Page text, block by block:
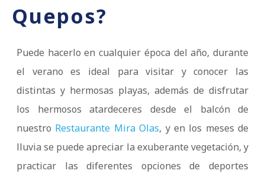
Quepos?
Puede hacerlo en cualquier época del año, durante
el verano es ideal para visitar y conocer las
distintas y hermosas playas, además de disfrutar
los hermosos atardeceres desde el balcón de
nuestro Restaurante Mira Olas, y en los meses de
lluvia se puede apreciar la exuberante vegetación, y
practicar las diferentes opciones de deportes